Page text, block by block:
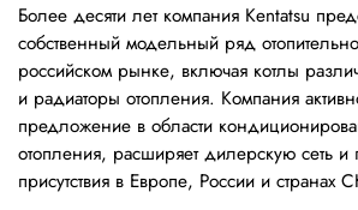
Более десяти лет компания Kentatsu
собственный модельный ряд
российском рынке, включая котлы
и радиаторы отопления. Компания
предложение в области
отопления, расширяет дилерскую сеть и
присутствия в Европе, России и странах